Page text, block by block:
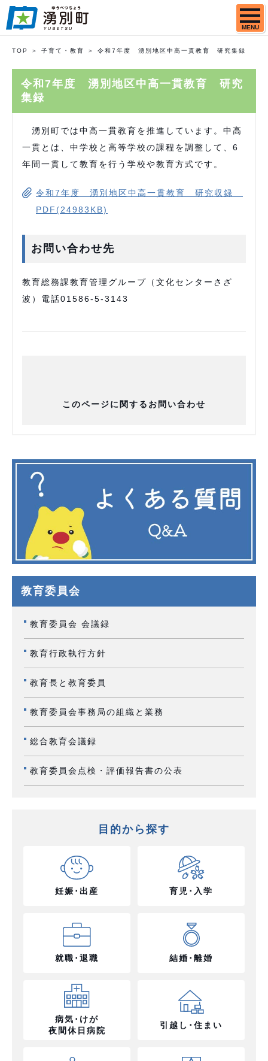
MENU
TOP 子育て・教育 令和7年度 湧別地区中高一貫教育 研究集録
令和7年度 湧別地区中高一貫教育 研究
集録
湧別町では中高一貫教育を推進しています。中高
一貫とは、中学校と高等学校の課程を調整して、6
年間一貫して教育を行う学校や教育方式です。
令和7年度 湧別地区中高一貫教育 研究収録
PDF(24983KB)
お問い合わせ先
教育総務課教育管理グループ（⽂化センターさざ
波）電話01586-5-3143
このページに関するお問い合わせ
教育委員会
教育委員会 会議録
教育行政執行方針
教育長と教育委員
教育委員会事務局の組織と業務
総合教育会議録
教育委員会点検・評価報告書の公表
目的から探す
妊娠･出産 育児･入学
就職･退職 結婚･離婚
病気･けが
夜間休日病院
引越し･住まい